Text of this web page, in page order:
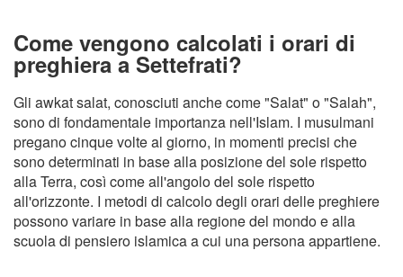
Come vengono calcolati i orari di
preghiera a Settefrati?
Gli awkat salat, conosciuti anche come "Salat" o "Salah",
sono di fondamentale importanza nell'Islam. I musulmani
pregano cinque volte al giorno, in momenti precisi che
sono determinati in base alla posizione del sole rispetto
alla Terra, così come all'angolo del sole rispetto
all'orizzonte. I metodi di calcolo degli orari delle preghiere
possono variare in base alla regione del mondo e alla
scuola di pensiero islamica a cui una persona appartiene.